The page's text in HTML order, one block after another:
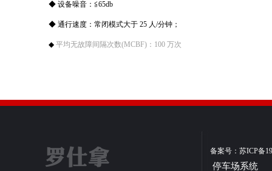
◆ 设备噪音：≦65db
◆ 通行速度：常闭模式大于 25 人/分钟；
◆ 平均无故障间隔次数(MCBF)：100 万次
备案号：苏ICP备
停车场系统